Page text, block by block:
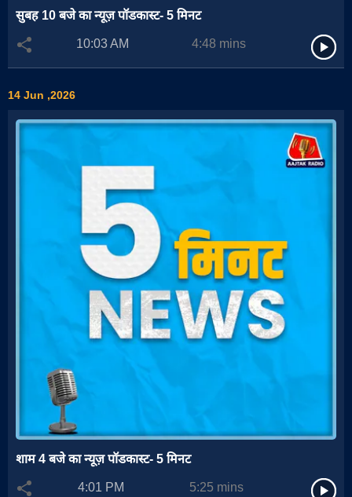
सुबह 10 बजे का न्यूज़ पॉडकास्ट- 5 मिनट
10:03 AM
4:48 mins
14 Jun ,2026
शाम 4 बजे का न्यूज़ पॉडकास्ट- 5 मिनट
4:01 PM
5:25 mins